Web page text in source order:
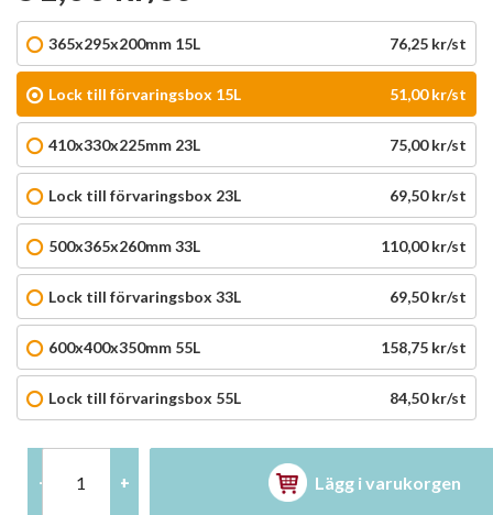
365x295x200mm 15L 76,25 kr/st
Lock till förvaringsbox 15L 51,00 kr/st
410x330x225mm 23L 75,00 kr/st
Lock till förvaringsbox 23L 69,50 kr/st
500x365x260mm 33L 110,00 kr/st
Lock till förvaringsbox 33L 69,50 kr/st
600x400x350mm 55L 158,75 kr/st
Lock till förvaringsbox 55L 84,50 kr/st
- + Lägg i varukorgen